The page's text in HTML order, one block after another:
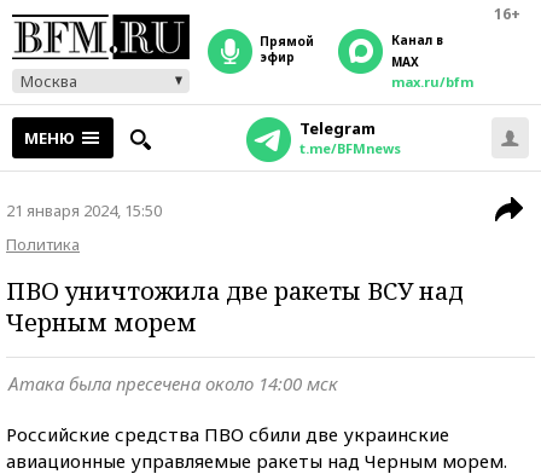
16+
Москва
прямой
эфир
Канал в
MAX
max.ru/bfm
МЕНЮ Telegram
t.me/BFMnews
21 января 2024, 15:50
Политика
ПВО уничтожила две ракеты ВСУ над
Черным морем
Атака была пресечена около 14:00 мск
Российские средства ПВО сбили две украинские
авиационные управляемые ракеты над Черным морем.